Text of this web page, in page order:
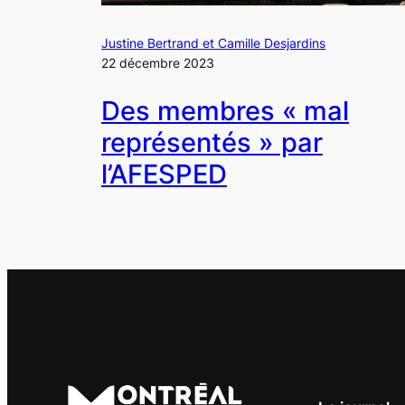
Justine Bertrand et Camille Desjardins
22 décembre 2023
Des membres « mal
représentés » par
l’AFESPED